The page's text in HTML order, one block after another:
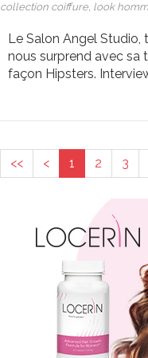
collection coiffure, look
Le Salon Angel Studio,
nous surprend avec
façon Hipsters.
<< < 1 2 3